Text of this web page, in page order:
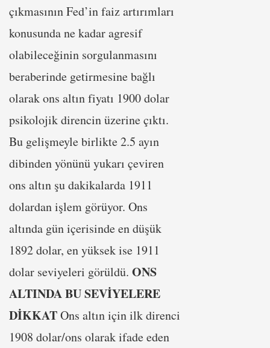
çıkmasının Fed’in faiz artırımları
konusunda ne kadar agresif
olabileceğinin sorgulanmasını
beraberinde getirmesine bağlı
olarak ons altın fiyatı 1900 dolar
psikolojik direncin üzerine çıktı.
Bu gelişmeyle birlikte 2.5 ayın
dibinden yönünü yukarı çeviren
ons altın şu dakikalarda 1911
dolardan işlem görüyor. Ons
altında gün içerisinde en düşük
1892 dolar, en yüksek ise 1911
dolar seviyeleri görüldü. ONS
ALTINDA BU SEVİYELERE
DİKKATOns altın için ilk direnci
1908 dolar/ons olarak ifade eden